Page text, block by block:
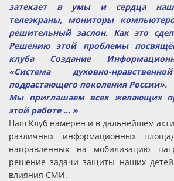
затекает в умы и сердца
телеэкраны, мониторы
решительный заслон. Как это
Решению этой проблемы
клуба Создание
«Система духовно-
подрастающего поколения России».
Мы приглашаем всех желающих
этой работе … »
Наш Клуб намерен и в дальнейшем
различных информационных
направленных на мобилизацию
решение задачи защиты наших детей
влияния СМИ.